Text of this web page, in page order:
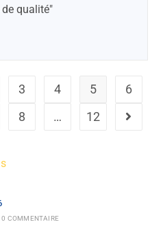
qualité"
3 4 5
6
8 … 12
0 COMMENTAIRE